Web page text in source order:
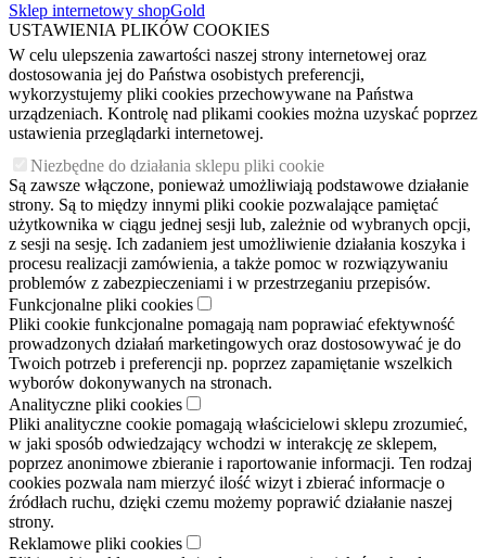
Sklep internetowy shopGold
USTAWIENIA PLIKÓW COOKIES
W celu ulepszenia zawartości naszej strony internetowej oraz
dostosowania jej do Państwa osobistych preferencji,
wykorzystujemy pliki cookies przechowywane na Państwa
urządzeniach. Kontrolę nad plikami cookies można uzyskać poprzez
ustawienia przeglądarki internetowej.
Niezbędne do działania sklepu pliki cookie
Są zawsze włączone, ponieważ umożliwiają podstawowe działanie
strony. Są to między innymi pliki cookie pozwalające pamiętać
użytkownika w ciągu jednej sesji lub, zależnie od wybranych opcji,
z sesji na sesję. Ich zadaniem jest umożliwienie działania koszyka i
procesu realizacji zamówienia, a także pomoc w rozwiązywaniu
problemów z zabezpieczeniami i w przestrzeganiu przepisów.
Funkcjonalne pliki cookies
Pliki cookie funkcjonalne pomagają nam poprawiać efektywność
prowadzonych działań marketingowych oraz dostosowywać je do
Twoich potrzeb i preferencji np. poprzez zapamiętanie wszelkich
wyborów dokonywanych na stronach.
Analityczne pliki cookies
Pliki analityczne cookie pomagają właścicielowi sklepu zrozumieć,
w jaki sposób odwiedzający wchodzi w interakcję ze sklepem,
poprzez anonimowe zbieranie i raportowanie informacji. Ten rodzaj
cookies pozwala nam mierzyć ilość wizyt i zbierać informacje o
źródłach ruchu, dzięki czemu możemy poprawić działanie naszej
strony.
Reklamowe pliki cookies